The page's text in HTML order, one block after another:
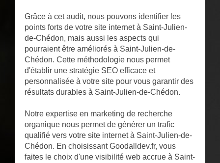
Grâce à cet audit, nous pouvons identifier les
points forts de votre site internet à Saint-Julien-
de-Chédon, mais aussi les aspects qui
pourraient être améliorés à Saint-Julien-de-
Chédon. Cette méthodologie nous permet
d'établir une stratégie SEO efficace et
personnalisée à votre site pour vous garantir des
résultats durables à Saint-Julien-de-Chédon.
Notre expertise en marketing de recherche
organique nous permet de générer un trafic
qualifié vers votre site internet à Saint-Julien-de-
Chédon. En choisissant Goodalldev.fr, vous
faites le choix d'une visibilité web accrue à Saint-